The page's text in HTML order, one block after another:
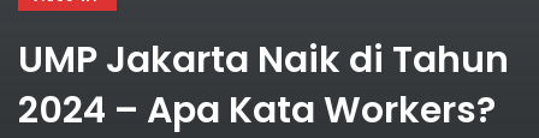
UMP Jakarta Naik di Tahun
2024 – Apa Kata Workers?